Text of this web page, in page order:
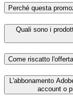
Perché questa
Quali sono i
Come riscatto
L'abbonamento
account o